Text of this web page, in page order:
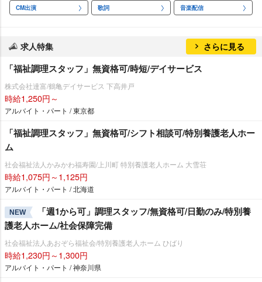
CM出演 歌詞 音楽配信
求人特集 さらに見る
「福祉調理スタッフ」無資格可/時短/デイサービス
株式会社達富/鶴亀デイサービス 下高井戸
時給1,250円～
アルバイト・パート / 東京都
「福祉調理スタッフ」無資格可/シフト相談可/特別養護老人ホー
ム
社会福祉法人かみかわ福寿園/上川町 特別養護老人ホーム 大雪荘
時給1,075円～1,125円
アルバイト・パート / 北海道
NEW
「週1から可」調理スタッフ/無資格可/日勤のみ/特別養
護老人ホーム/社会保障完備
社会福祉法人あおぞら福祉会/特別養護老人ホーム ひばり
時給1,230円～1,300円
アルバイト・パート / 神奈川県